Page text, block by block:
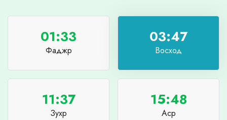
01:33
Фаджр
03:47
Восход
11:37
Зухр
15:48
Аср